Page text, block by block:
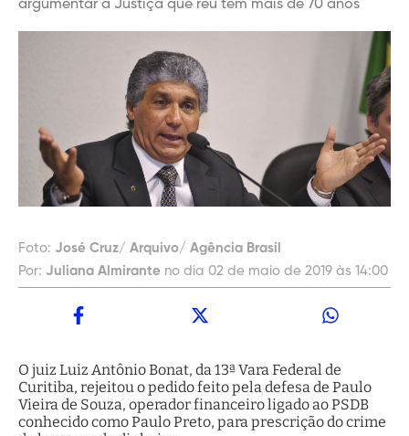
argumentar à Justiça que réu tem mais de 70 anos
Foto: José Cruz/ Arquivo/ Agência Brasil
Por: Juliana Almirante no dia 02 de maio de 2019 às 14:00
O juiz Luiz Antônio Bonat, da 13ª Vara Federal de
Curitiba, rejeitou o pedido feito pela defesa de Paulo
Vieira de Souza, operador financeiro ligado ao PSDB
conhecido como Paulo Preto, para prescrição do crime